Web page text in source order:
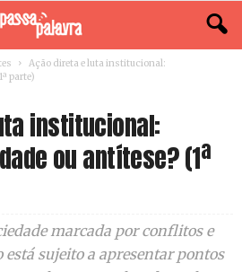
Ação direta e luta institucional:
parte)
institucional:
ou antítese? (1ª
marcada por conflitos e
está sujeito a apresentar pontos